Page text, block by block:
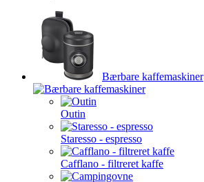
Bærbare kaffemaskiner
Outin
Staresso - espresso
Cafflano - filtreret kaffe